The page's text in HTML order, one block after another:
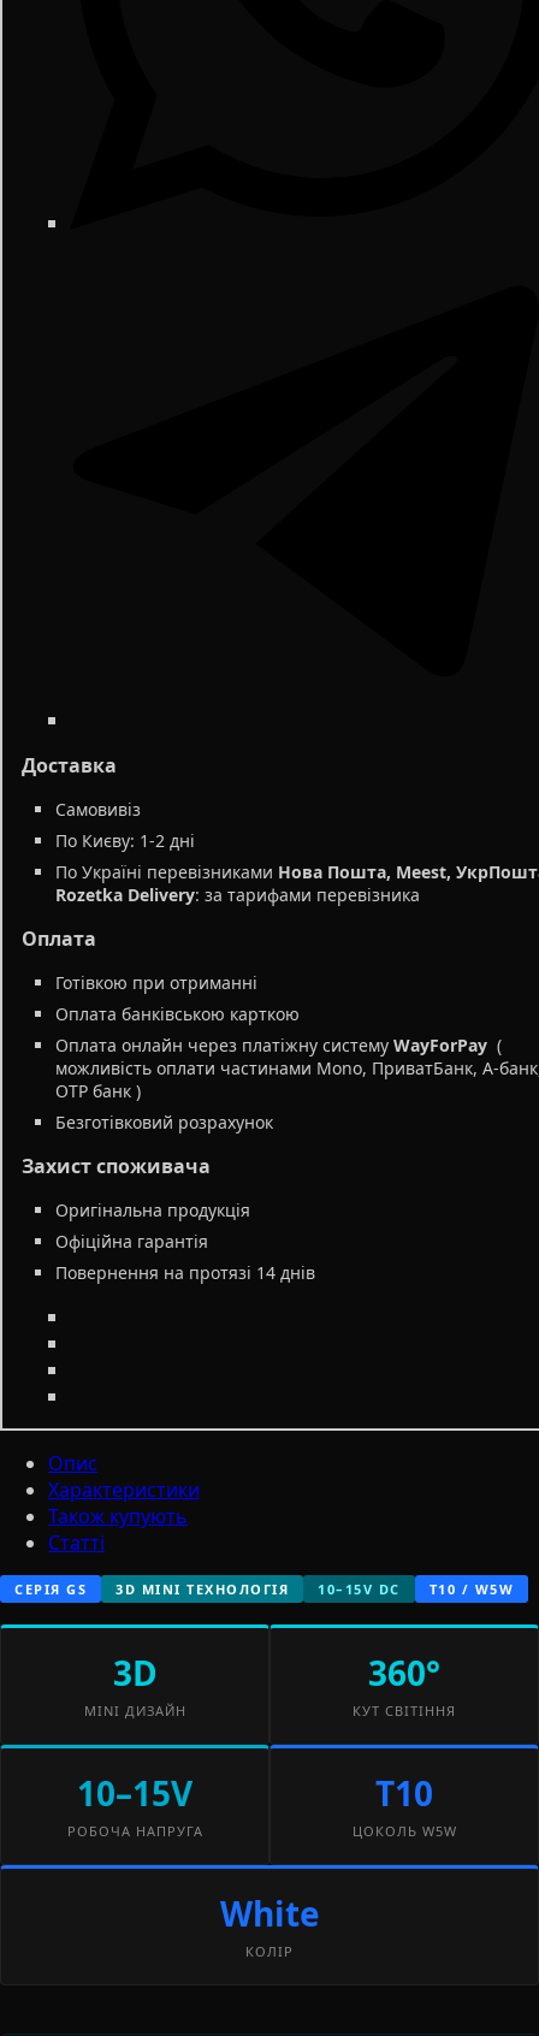
Доставка
Самовивіз
По Києву: 1-2 дні
По Україні перевізниками Нова Пошта, Meest,
Rozetka Delivery: за тарифами перевізника
Оплата
Готівкою при отриманні
Оплата банківською карткою
Оплата онлайн через платіжну систему WayForPay (
можливість оплати частинами Mono, ПриватБанк, А-
OTP банк )
Безготівковий розрахунок
Захист споживача
Оригінальна продукція
Офіційна гарантія
Повернення на протязі 14 днів
Опис
Характеристики
Також купують
Статті
СЕРІЯ GS 3D MINI ТЕХНОЛОГІЯ 10–15V DC T10 / W5W
3D
MINI ДИЗАЙН
360°
КУТ СВІТІННЯ
10–15V
РОБОЧА НАПРУГА
T10
ЦОКОЛЬ W5W
White
КОЛІР